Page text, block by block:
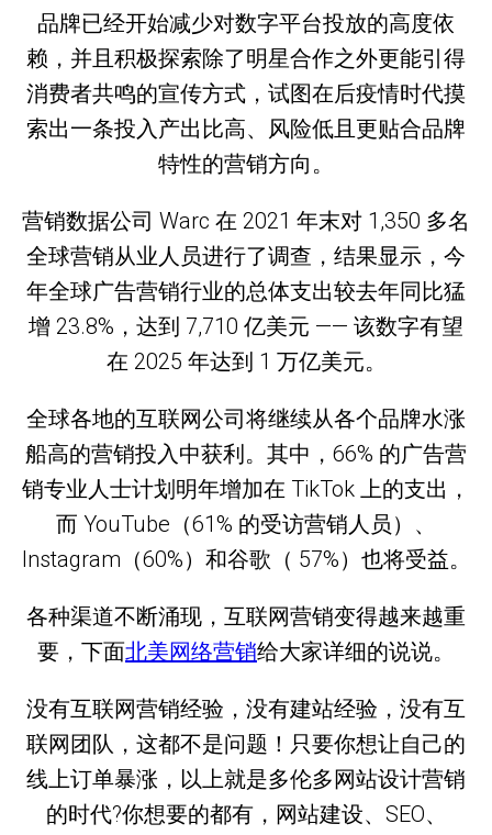
品牌已经开始减少对数字平台投放的高度依
赖，并且积极探索除了明星合作之外更能引得
消费者共鸣的宣传方式，试图在后疫情时代摸
索出一条投入产出比高、风险低且更贴合品牌
特性的营销方向。
营销数据公司 Warc 在 2021 年末对 1,350 多名
全球营销从业人员进行了调查，结果显示，今
年全球广告营销行业的总体支出较去年同比猛
增 23.8%，达到 7,710 亿美元 —— 该数字有望
在 2025 年达到 1 万亿美元。
全球各地的互联网公司将继续从各个品牌水涨
船高的营销投入中获利。其中，66% 的广告营
销专业人士计划明年增加在 TikTok 上的支出，
而 YouTube（61% 的受访营销人员）、
Instagram（60%）和谷歌（ 57%）也将受益。
各种渠道不断涌现，互联网营销变得越来越重
要，下面北美网络营销给大家详细的说说。
没有互联网营销经验，没有建站经验，没有互
联网团队，这都不是问题！只要你想让自己的
线上订单暴涨，以上就是多伦多网站设计营销
的时代?你想要的都有，网站建设、SEO、